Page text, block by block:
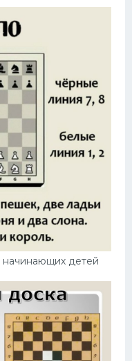
начинающих детей